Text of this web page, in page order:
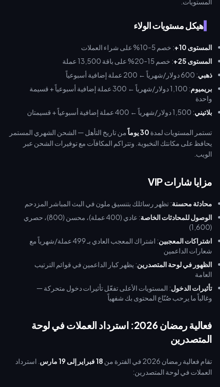
هيكل مستويات الولاء
المستوى 10+
: خصم 5-10% على شراء العملات
المستوى 25+
: خصم 15-20% على باقة 13,500 عملة
ذهبي: 600 دولار/شهرياً ← 200 عملة إضافية أسبوعياً
بريميوم
: 1,100 دولار/شهرياً ← 300 عملة إضافية أسبوعياً + قسيمة
واحدة
بلاتيني: 1,500 دولار/شهرياً ← 400 عملة إضافية أسبوعياً + قسيمتان
تستمر المستويات لمدة 30 يوماً
من تاريخ التأهل — الشحن الشهري المستمر
يحافظ على مكانتك النخبوية. وتتراكم المكافآت مع توفيرات الشحن عبر
الويب.
مزايا شارات VIP
محادثة محسنة: تظهر رسائلك بتنسيق ملون في البث المباشر المزدحم
الوصول للمحادثات الخاصة
: عادي (400 عملة)، محسن (800)، حصري
(1,600)
اشتراكات المعجبين
: اشتراك المعجب العادي بـ 499 عملة/شهرياً مع
شعارات الداعمين
الظهور في لوحة المتصدرين: يظهر كبار الداعمين في قوائم الترتيب
العامة
تأثيرات الدخول: المستويات الأعلى تفعّل تأثيرات دخول متحركة —
وغالباً ما يرحب صُنّاع المحتوى بك شفهياً
فعالية رمضان 2026: استرداد العملات في لوحة
المتصدرين
تقام فعالية رمضان 2026 في الفترة من 18 فبراير إلى 19 مارس
. استرداد
العملات في لوحة المتصدرين: